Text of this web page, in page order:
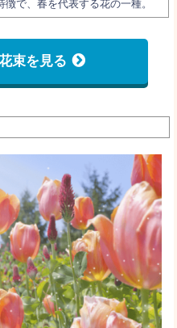
で、春を代表する花の一種。
束を見る